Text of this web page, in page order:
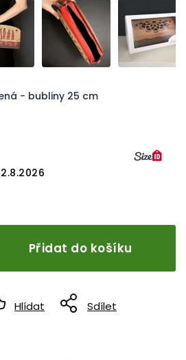
Přidat do košíku
- bubliny 25 cm
Hlídat Sdílet